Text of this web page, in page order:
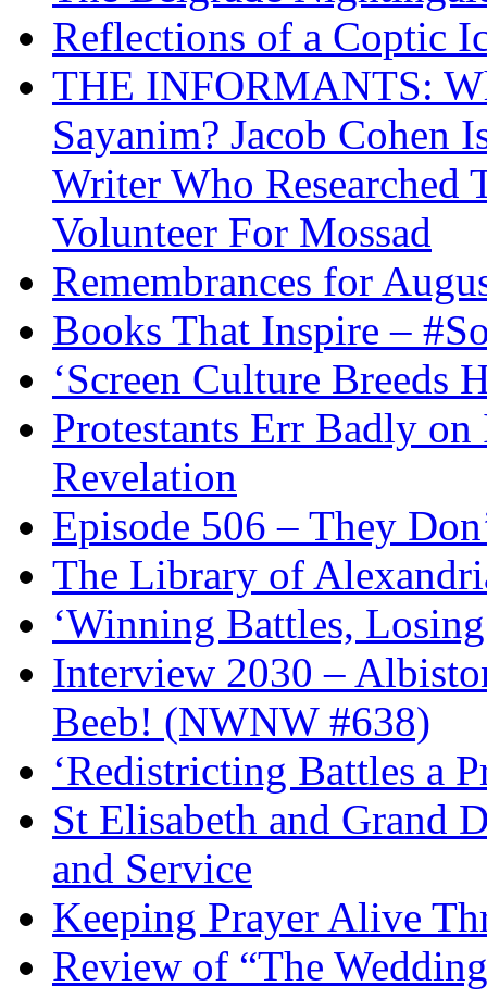
Reflections of a Coptic
THE INFORMANTS:
Sayanim? Jacob Cohen
Writer Who Researched
Volunteer For Mossad
Remembrances for
Books That Inspire –
‘Screen Culture Breeds
Protestants Err Badly
Revelation
Episode 506 – They
The Library of
‘Winning Battles, Losing
Interview 2030 –
Beeb! (NWNW #638)
‘Redistricting Battles a
St Elisabeth and Grand
and Service
Keeping Prayer Alive
Review of “The